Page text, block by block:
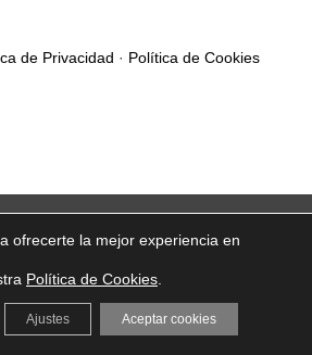
de Privacidad · Política de Cookies
ofrecerte la mejor experiencia en
Política de Cookies
Aceptar cookies
Ajustes